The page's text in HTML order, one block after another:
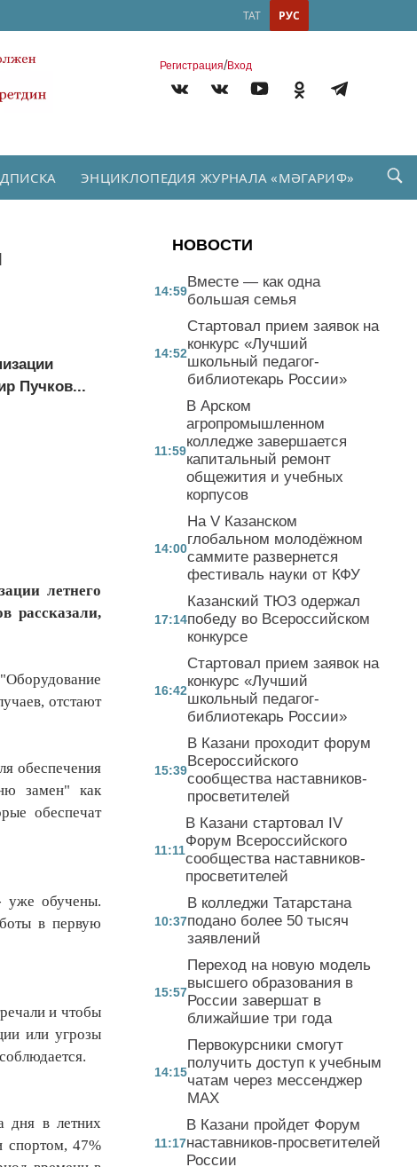
РУС
ТАТ
Регистрация/Вход
ЭНЦИКЛОПЕДИЯ ЖУРНАЛА «МӘГАРИФ»
Пучков...
летнего
рассказали,
отстают
обеспечения
замен" как
обеспечат
уже обучены.
в первую
и чтобы
или угрозы
дня в летних
спортом, 47%
НОВОСТИ
14:59
Вместе — как одна
большая семья
14:52
Стартовал прием заявок на
конкурс «Лучший
школьный педагог-
библиотекарь России»
11:59
В Арском
агропромышленном
колледже завершается
капитальный ремонт
общежития и учебных
корпусов
14:00
На V Казанском
глобальном молодёжном
саммите развернется
фестиваль науки от КФУ
17:14
Казанский ТЮЗ одержал
победу во Всероссийском
конкурсе
16:42
Стартовал прием заявок на
конкурс «Лучший
школьный педагог-
библиотекарь России»
15:39
В Казани проходит форум
Всероссийского
сообщества наставников-
просветителей
11:11
В Казани стартовал IV
Форум Всероссийского
сообщества наставников-
просветителей
10:37
В колледжи Татарстана
подано более 50 тысяч
заявлений
15:57
Переход на новую модель
высшего образования в
России завершат в
ближайшие три года
14:15
Первокурсники смогут
получить доступ к учебным
чатам через мессенджер
MAX
11:17
В Казани пройдет Форум
наставников-просветителей
России